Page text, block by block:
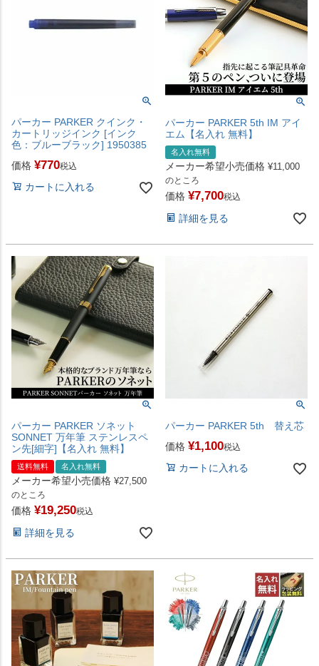
パーカー PARKER クインク・
カートリッジインク [インク
色：ブルーブラック] 1950385
価格 ¥770税込
カートに入れる
パーカー PARKER 5th IM アイ
エム【名入れ 無料】
名入れ無料
メーカー希望小売価格 ¥11,000
のところ
価格 ¥7,700税込
詳細を見る
パーカー PARKER ソネット
SONNET 万年筆 ステンレスペ
ン先[細字]【名入れ 無料】
送料無料 名入れ無料
メーカー希望小売価格 ¥27,500
のところ
価格 ¥19,250税込
詳細を見る
パーカー PARKER 5th 替え芯
価格 ¥1,100税込
カートに入れる